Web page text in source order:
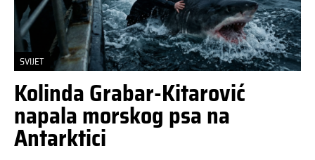
SVIJET
Kolinda Grabar-Kitarović
napala morskog psa na
Antarktici